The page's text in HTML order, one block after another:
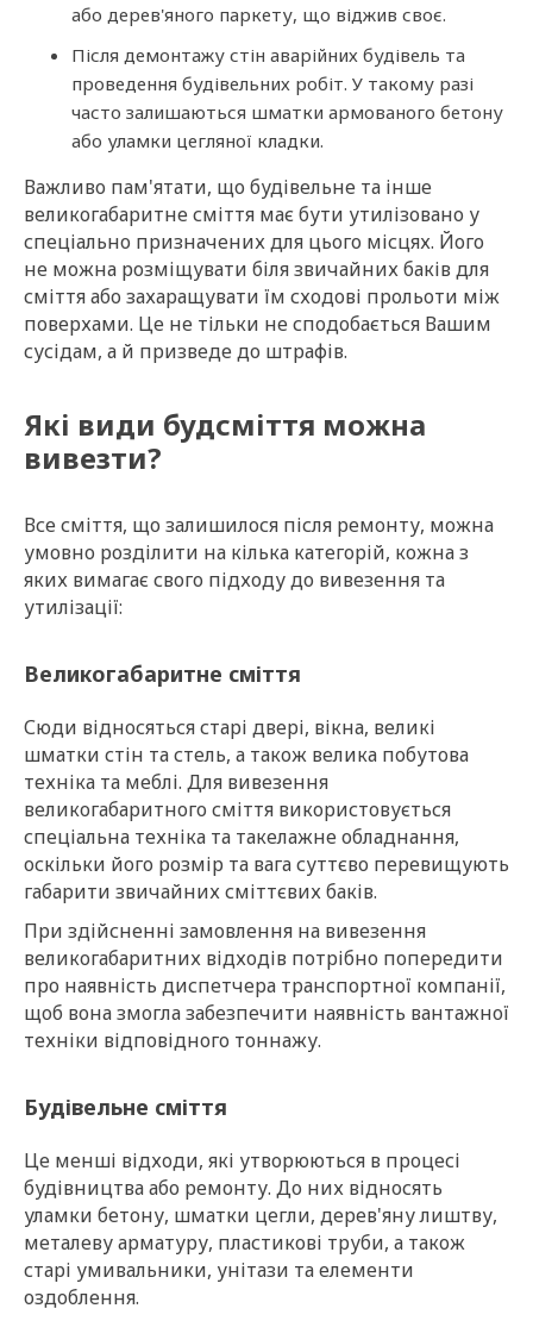
або дерев'яного паркету, що віджив своє.
Після демонтажу стін аварійних будівель та
проведення будівельних робіт. У такому разі
часто залишаються шматки армованого бетону
або уламки цегляної кладки.
Важливо пам'ятати, що будівельне та інше
великогабаритне сміття має бути утилізовано у
спеціально призначених для цього місцях. Його
не можна розміщувати біля звичайних баків для
сміття або захаращувати їм сходові прольоти між
поверхами. Це не тільки не сподобається Вашим
сусідам, а й призведе до штрафів.
Які види будсміття можна
вивезти?
Все сміття, що залишилося після ремонту, можна
умовно розділити на кілька категорій, кожна з
яких вимагає свого підходу до вивезення та
утилізації:
Великогабаритне сміття
Сюди відносяться старі двері, вікна, великі
шматки стін та стель, а також велика побутова
техніка та меблі. Для вивезення
великогабаритного сміття використовується
спеціальна техніка та такелажне обладнання,
оскільки його розмір та вага суттєво перевищують
габарити звичайних сміттєвих баків.
При здійсненні замовлення на вивезення
великогабаритних відходів потрібно попередити
про наявність диспетчера транспортної компанії,
щоб вона змогла забезпечити наявність вантажної
техніки відповідного тоннажу.
Будівельне сміття
Це менші відходи, які утворюються в процесі
будівництва або ремонту. До них відносять
уламки бетону, шматки цегли, дерев'яну лиштву,
металеву арматуру, пластикові труби, а також
старі умивальники, унітази та елементи
оздоблення.